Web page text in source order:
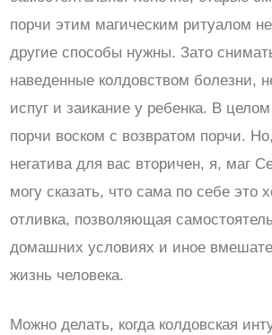
порчи этим магическим ритуалом
другие способы нужны. Зато
наведенные колдовством болезни,
испуг и заикание у ребенка. В
порчи воском с возвратом порчи.
негатива для вас вторичен, я, маг
могу сказать, что сама по себе это
отливка, позволяющая
домашних условиях и иное
жизнь человека.
Можно делать, когда колдовская